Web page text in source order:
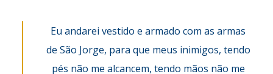
Eu andarei vestido e armado com as armas
de São Jorge, para que meus inimigos, tendo
pés não me alcancem, tendo mãos não me